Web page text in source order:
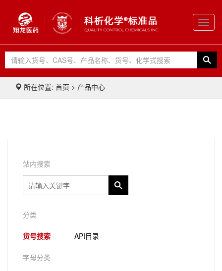
所在位置: 首页 > 产品中心
站内搜索
分类
货号搜索 API目录
字母分类